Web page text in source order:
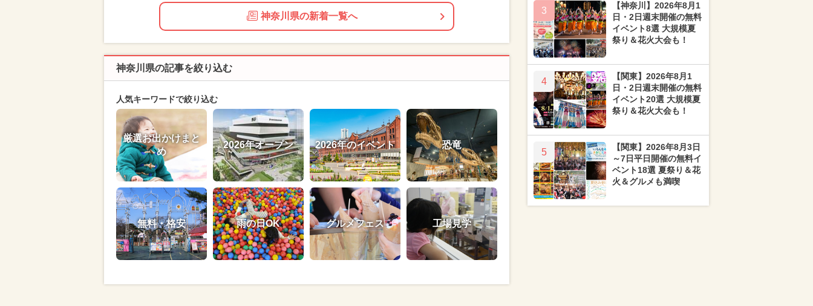
神奈川県の新着一覧へ
神奈川県の記事を絞り込む
人気キーワードで絞り込む
厳選お出かけまと
め
2026年オープン 2026年のイベント 恐竜
無料・格安 雨の日OK グルメフェス 工場見学
3
【神奈川】2026年8月1
日・2日週末開催の無料
イベント8選 大規模夏
祭り＆花火大会も！
4
【関東】2026年8月1
日・2日週末開催の無料
イベント20選 大規模夏
祭り＆花火大会も！
5
【関東】2026年8月3日
～7日平日開催の無料イ
ベント18選 夏祭り＆花
火＆グルメも満喫